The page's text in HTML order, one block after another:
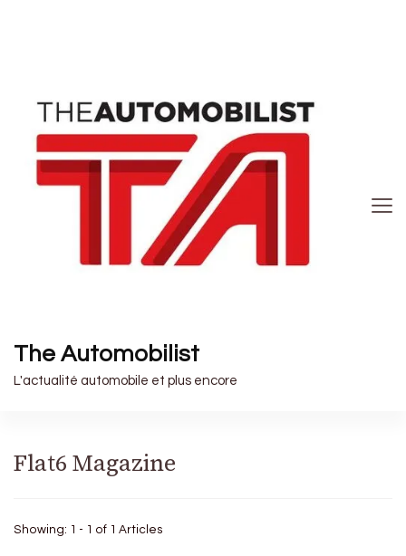
The Automobilist
L'actualité automobile et plus encore
Flat6 Magazine
Showing: 1 - 1 of 1 Articles